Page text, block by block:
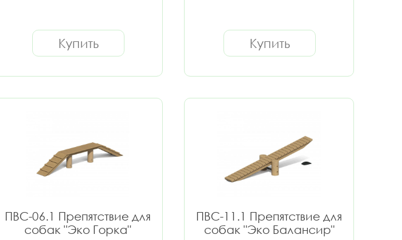
Купить Купить
ПВС-06.1 Препятствие для
собак "Эко Горка"
ПВС-11.1 Препятствие для
собак "Эко Балансир"